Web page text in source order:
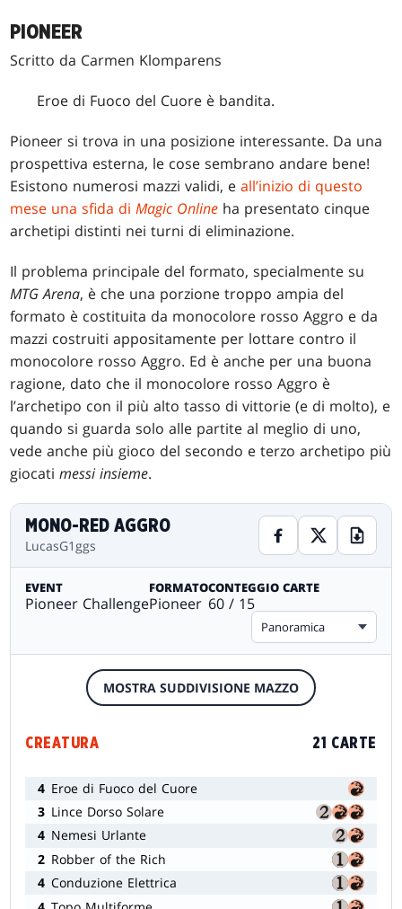
PIONEER
Scritto da Carmen Klomparens
Eroe di Fuoco del Cuore è bandita.
Pioneer si trova in una posizione interessante. Da una
prospettiva esterna, le cose sembrano andare bene!
Esistono numerosi mazzi validi, eall’inizio di questo
mese una sfida diMagic Online ha presentato cinque
archetipi distinti nei turni di eliminazione.
Il problema principale del formato, specialmente su
MTG Arena, è che una porzione troppo ampia del
formato è costituita da monocolore rosso Aggro e da
mazzi costruiti appositamente per lottare contro il
monocolore rosso Aggro. Ed è anche per una buona
ragione, dato che il monocolore rosso Aggro è
l’archetipo con il più alto tasso di vittorie (e di molto), e
quando si guarda solo alle partite al meglio di uno,
vede anche più gioco del secondo e terzo archetipo più
giocatimessi insieme.
MONO-RED AGGRO
LucasG1ggs
EVENT
Pioneer Challenge
FORMATO
Pioneer
CONTEGGIO CARTE
60 / 15
Panoramica
MOSTRA SUDDIVISIONE MAZZO
CREATURA 21 CARTE
4 Eroe di Fuoco del Cuore
3 Lince Dorso Solare
4 Nemesi Urlante
2 Robber of the Rich
4 Conduzione Elettrica